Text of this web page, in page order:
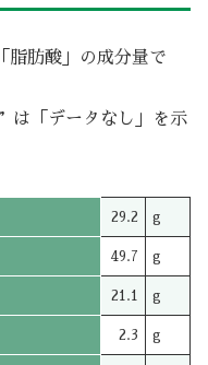
脂肪酸」の成分量で
「データなし」を示
29.2 g
49.7 g
21.1 g
2.3 g